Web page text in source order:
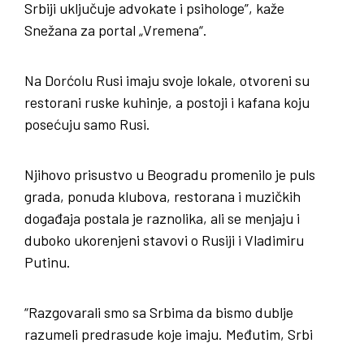
Srbiji uključuje advokate i psihologe”, kaže
Snežana za portal „Vremena“.
Na Dorćolu Rusi imaju svoje lokale, otvoreni su
restorani ruske kuhinje, a postoji i kafana koju
posećuju samo Rusi.
Njihovo prisustvo u Beogradu promenilo je puls
grada, ponuda klubova, restorana i muzičkih
događaja postala je raznolika, ali se menjaju i
duboko ukorenjeni stavovi o Rusiji i Vladimiru
Putinu.
“Razgovarali smo sa Srbima da bismo dublje
razumeli predrasude koje imaju. Međutim, Srbi